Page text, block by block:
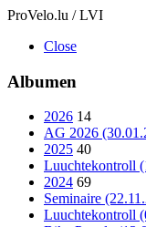
ProVelo.lu / LVI
Close
Albumen
2026 14
AG 2026
2025 40
Luuchtekontroll
2024 69
Seminaire
Luuchtekontroll